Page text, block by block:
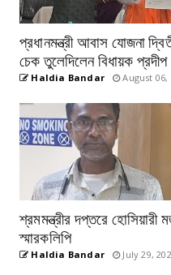
প্রধানমন্ত্রী আবাস যোজনা
চেক তুলেদিলেন বিধায়ক প্রদীপ
Haldia Bandar August 06,
শ্রমমন্ত্রীর দপ্তরে
স্মারকলিপি
Haldia Bandar July 29,